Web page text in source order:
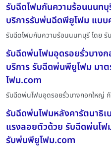
รับฉีดโฟมกันความร้อนนนท
บริการรับพ่นฉีดพียูโฟม แบบ
รับฉีดโฟมกันความร้อนนนทบุรี โดย
รับฉีดพ่นโฟมอุดรอยรั่วบาง
บริการ รับฉีดพ่นพียูโฟม มา
โฟม.com
รับฉีดพ่นโฟมอุดรอยรั่วบางกอกใหญ่
รับฉีดพ่นโฟมหลังคารัตนาธิเ
แรงลอยตัวด้วย รับฉีดพ่นโฟ
รับพ่นพียูโฟม.com